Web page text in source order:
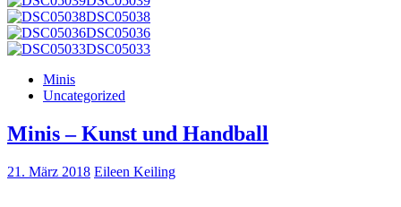
DSC05038
DSC05036
DSC05033
Minis
Uncategorized
Minis – Kunst und Handball
21. März 2018 Eileen Keiling